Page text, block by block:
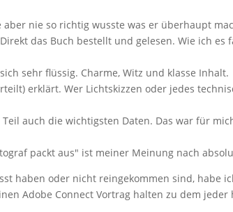
nie so richtig wusste was er überhaupt
das Buch bestellt und gelesen. Wie ich es
sehr flüssig. Charme, Witz und klasse Inhalt.
erklärt. Wer Lichtskizzen oder jedes
auch die wichtigsten Daten. Das war für
packt aus" ist meiner Meinung nach
haben oder nicht reingekommen sind, habe
Adobe Connect Vortrag halten zu dem jeder